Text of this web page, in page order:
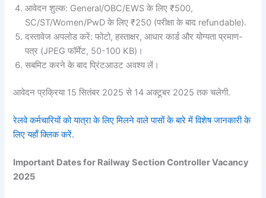
आवेदन शुल्क: General/OBC/EWS के लिए ₹500,
SC/ST/Women/PwD के लिए ₹250 (परीक्षा के बाद refundable).
दस्तावेज अपलोड करें: फोटो, हस्ताक्षर, आधार कार्ड और योग्यता प्रमाण-
पत्र (JPEG फॉर्मेट, 50-100 KB)।
सबमिट करने के बाद प्रिंटआउट अवश्य लें।
आवेदन प्रक्रिया 15 सितंबर 2025 से 14 अक्टूबर 2025 तक चलेगी.
रेलवे कर्मचारियों को यात्रा के लिए मिलने वाले पासों के बारे में विशेष जानकारी के
लिए यहाँ क्लिक करें.
Important Dates for Railway Section Controller Vacancy
2025